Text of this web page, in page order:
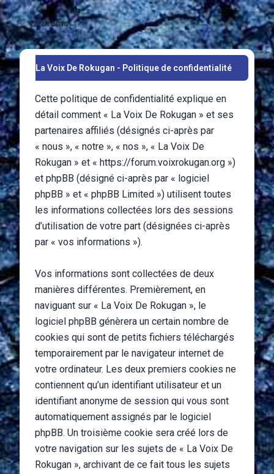
Forums
La Voix De Rokugan - Politique de confidentialité
Cette politique de confidentialité explique en
détail comment « La Voix De Rokugan » et ses
partenaires affiliés (désignés ci-après par
« nous », « notre », « nos », « La Voix De
Rokugan » et « https://forum.voixrokugan.org »)
et phpBB (désigné ci-après par « logiciel
phpBB » et « phpBB Limited ») utilisent toutes
les informations collectées lors des sessions
d’utilisation de votre part (désignées ci-après
par « vos informations »).
Vos informations sont collectées de deux
manières différentes. Premièrement, en
naviguant sur « La Voix De Rokugan », le
logiciel phpBB génèrera un certain nombre de
cookies qui sont de petits fichiers téléchargés
temporairement par le navigateur internet de
votre ordinateur. Les deux premiers cookies ne
contiennent qu’un identifiant utilisateur et un
identifiant anonyme de session qui vous sont
automatiquement assignés par le logiciel
phpBB. Un troisième cookie sera créé lors de
votre navigation sur les sujets de « La Voix De
Rokugan », archivant de ce fait tous les sujets